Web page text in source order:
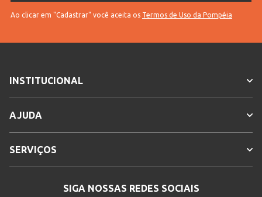
Ao clicar em "Cadastrar" você aceita os Termos de Uso da Pompéia
INSTITUCIONAL
AJUDA
SERVIÇOS
SIGA NOSSAS REDES SOCIAIS